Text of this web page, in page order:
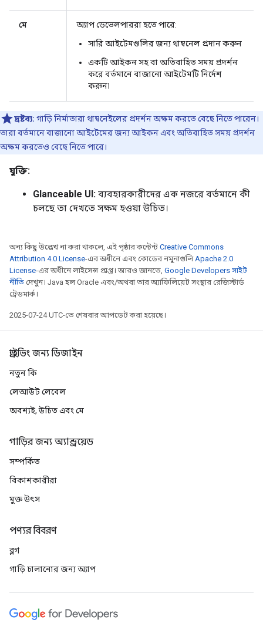
মে
অ্যাপ ডেভেলপাররা হতে পারে:
সারি আইটেমগুলির জন্য থাম্বনেল প্রদান করুন
একটি আইকন সহ বা অতিবাহিত সময় প্রদর্শন
করে বর্তমানে বাজানো আইটেমটি নির্দেশ
করুন৷
দ্রষ্টব্য: গাড়ি নির্মাতারা থাম্বনেইলের প্রদর্শন অক্ষম করতে বেছে নিতে পারেন।
তারা বর্তমানে বাজানো আইটেমের জন্য আইকন এবং অতিবাহিত সময় প্রদর্শন
অক্ষম করতেও বেছে নিতে পারে।
যুক্তি:
Glanceable UI: ব্যবহারকারীদের এক নজরে বর্তমানে কী
চলছে তা দেখতে সক্ষম হওয়া উচিত।
অন্য কিছু উল্লেখ না করা থাকলে, এই পৃষ্ঠার কন্টেন্ট Creative Commons
Attribution 4.0 License-এর অধীনে এবং কোডের নমুনাগুলিApache 2.0
License-এর অধীনে লাইসেন্স প্রাপ্ত। আরও জানতে, Google Developers সাইট
নীতি দেখুন। Java হল Oracle এবং/অথবা তার অ্যাফিলিয়েট সংস্থার রেজিস্টার্ড
ট্রেডমার্ক।
2025-07-24 UTC-তে শেষবার আপডেট করা হয়েছে।
ড্রাইভিং জন্য ডিজাইন
নতুন কি
লেআউট লেবেল
অবশ্যই, উচিত এবং মে
গাড়ির জন্য অ্যান্ড্রয়েড
সম্পর্কিত
বিকাশকারীরা
মুক্ত উৎস
পণ্যর বিবরণ
ব্লগ
গাড়ি চালানোর জন্য অ্যাপ